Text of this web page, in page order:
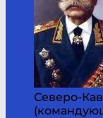
Северо-